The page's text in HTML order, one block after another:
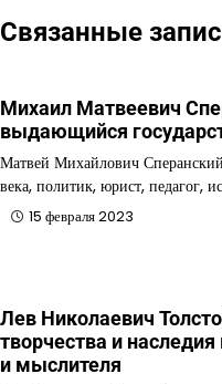
Связанные
Михаил Матвеевич
выдающийся
Матвей Михайлович
века, политик, юрист, педагог,
15 февраля 2023
Лев Николаевич
творчества и наследия
и мыслителя